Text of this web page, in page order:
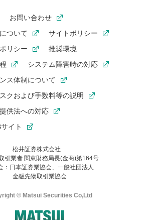
お問い合わせ
ついて
サイトポリシー
リシー
推奨環境
システム障害時の対応
ス体制について
クおよび手数料等の説明
供法への対応
イト
松井証券株式会社
引業者 関東財務局長(金商)第164号
：日本証券業協会、一般社団法人
金融先物取引業協会
© Matsui Securities Co,Ltd
証券の会員限定の機能です。
くと、後からいつでもお気に入りのコンテ
ただけます。
座開設が必要です。
ログインしてください。